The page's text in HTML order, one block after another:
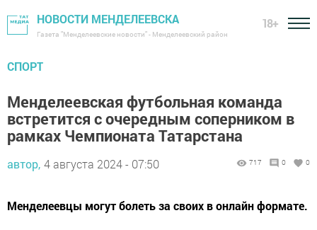
НОВОСТИ МЕНДЕЛЕЕВСКА
Газета "Менделеевские новости" - Менделеевский район
18+
СПОРТ
Менделеевская футбольная команда
встретится с очередным соперником в
рамках Чемпионата Татарстана
автор, 4 августа 2024 - 07:50 717 0 0
Менделеевцы могут болеть за своих в онлайн формате.